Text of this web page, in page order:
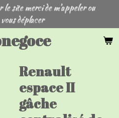
site merci de m'appeler ou
déplacer
Renault
espace II
gâche